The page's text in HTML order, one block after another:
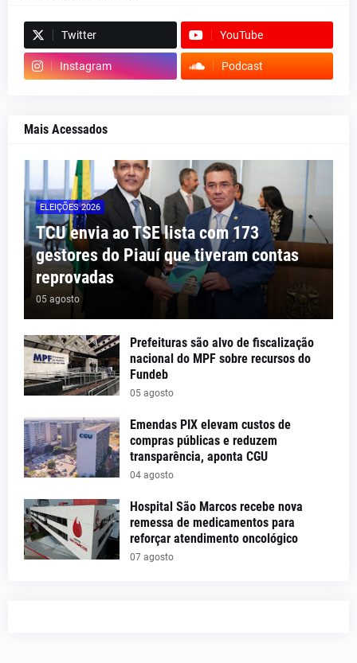
Twitter YouTube
Instagram Podcast
Mais Acessados
ELEIÇÕES 2026
TCU envia ao TSE lista com 173
gestores do Piauí que tiveram contas
reprovadas
05 agosto
Prefeituras são alvo de fiscalização
nacional do MPF sobre recursos do
Fundeb
05 agosto
Emendas PIX elevam custos de
compras públicas e reduzem
transparência, aponta CGU
04 agosto
Hospital São Marcos recebe nova
remessa de medicamentos para
reforçar atendimento oncológico
07 agosto